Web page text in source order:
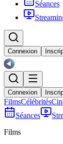
Séances
Connexion
Connexion
FilmsCélébrités
Séances
Films